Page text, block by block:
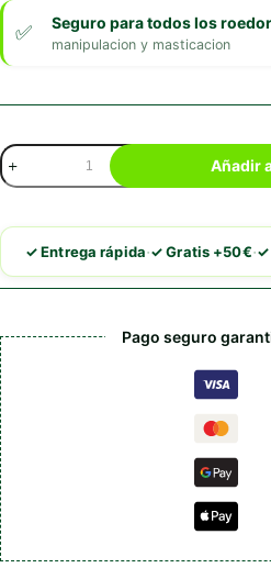
Seguro para todos los
manipulacion y masticacion
Trixie
Juguetes
de
para
roedores
cantidad
Añadir
✓ Entrega rápida·✓ Gratis +50€·✓
Pago seguro